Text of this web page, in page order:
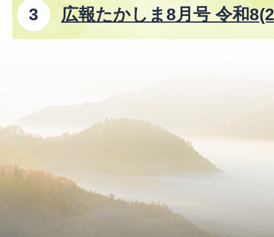
広報たかしま8月号 令和